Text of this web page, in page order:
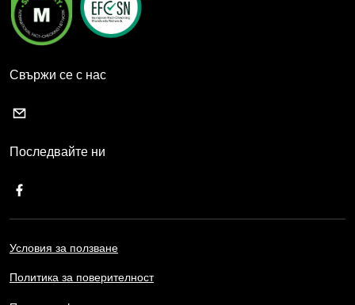
Свържи се с нас
Последвайте ни
Условия за ползване
Политика за поверителност